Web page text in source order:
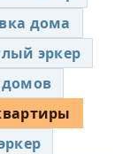
дома
эркер